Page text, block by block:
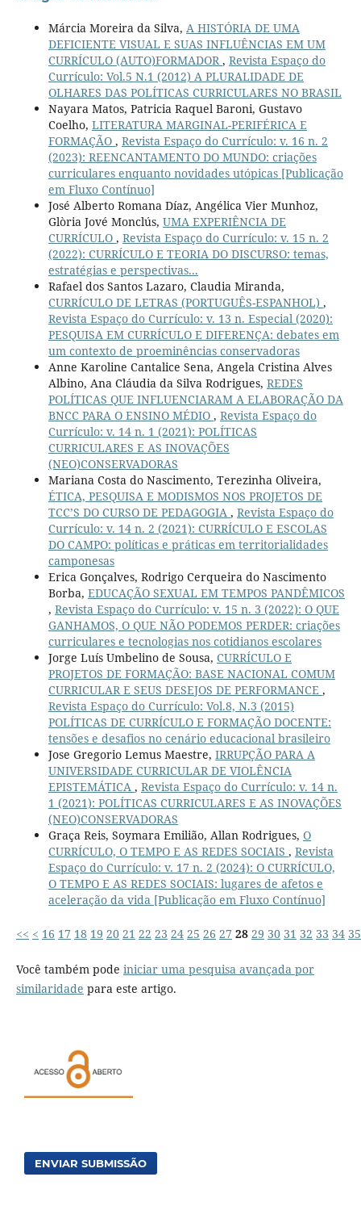
Márcia Moreira da Silva, A HISTÓRIA DE UMA
DEFICIENTE VISUAL E SUAS INFLUÊNCIAS EM UM
CURRÍCULO (AUTO)FORMADOR, Revista Espaço do
Currículo: Vol.5 N.1 (2012) A PLURALIDADE DE
OLHARES DAS POLÍTICAS CURRICULARES NO BRASIL
Nayara Matos, Patricia Raquel Baroni, Gustavo
Coelho, LITERATURA MARGINAL-PERIFÉRICA E
FORMAÇÃO , Revista Espaço do Currículo: v. 16 n. 2
(2023): REENCANTAMENTO DO MUNDO: criações
curriculares enquanto novidades utópicas [Publicação
em Fluxo Contínuo]
José Alberto Romana Díaz, Angélica Vier Munhoz,
Glòria Jové Monclús, UMA EXPERIÊNCIA DE
CURRÍCULO , Revista Espaço do Currículo: v. 15 n. 2
(2022): CURRÍCULO E TEORIA DO DISCURSO: temas,
estratégias e perspectivas...
Rafael dos Santos Lazaro, Claudia Miranda,
CURRÍCULO DE LETRAS (PORTUGUÊS-ESPANHOL) ,
Revista Espaço do Currículo: v. 13 n. Especial (2020):
PESQUISA EM CURRÍCULO E DIFERENÇA: debates em
um contexto de proeminências conservadoras
Anne Karoline Cantalice Sena, Angela Cristina Alves
Albino, Ana Cláudia da Silva Rodrigues, REDES
POLÍTICAS QUE INFLUENCIARAM A ELABORAÇÃO DA
BNCC PARA O ENSINO MÉDIO , Revista Espaço do
Currículo: v. 14 n. 1 (2021): POLÍTICAS
CURRICULARES E AS INOVAÇÕES
(NEO)CONSERVADORAS
Mariana Costa do Nascimento, Terezinha Oliveira,
ÉTICA, PESQUISA E MODISMOS NOS PROJETOS DE
TCC’S DO CURSO DE PEDAGOGIA , Revista Espaço do
Currículo: v. 14 n. 2 (2021): CURRÍCULO E ESCOLAS
DO CAMPO: políticas e práticas em territorialidades
camponesas
Erica Gonçalves, Rodrigo Cerqueira do Nascimento
Borba, EDUCAÇÃO SEXUAL EM TEMPOS PANDÊMICOS
, Revista Espaço do Currículo: v. 15 n. 3 (2022): O QUE
GANHAMOS, O QUE NÃO PODEMOS PERDER: criações
curriculares e tecnologias nos cotidianos escolares
Jorge Luís Umbelino de Sousa, CURRÍCULO E
PROJETOS DE FORMAÇÃO: BASE NACIONAL COMUM
CURRICULAR E SEUS DESEJOS DE PERFORMANCE ,
Revista Espaço do Currículo: Vol.8, N.3 (2015)
POLÍTICAS DE CURRÍCULO E FORMAÇÃO DOCENTE:
tensões e desafios no cenário educacional brasileiro
Jose Gregorio Lemus Maestre, IRRUPÇÃO PARA A
UNIVERSIDADE CURRICULAR DE VIOLÊNCIA
EPISTEMÁTICA , Revista Espaço do Currículo: v. 14 n.
1 (2021): POLÍTICAS CURRICULARES E AS INOVAÇÕES
(NEO)CONSERVADORAS
Graça Reis, Soymara Emilião, Allan Rodrigues, O
CURRÍCULO, O TEMPO E AS REDES SOCIAIS , Revista
Espaço do Currículo: v. 17 n. 2 (2024): O CURRÍCULO,
O TEMPO E AS REDES SOCIAIS: lugares de afetos e
aceleração da vida [Publicação em Fluxo Contínuo]
<< < 16 17 18 19 20 21 22 23 24 25 26 27 28 29 30 31 32 33 34 35
Você também pode iniciar uma pesquisa avançada por
similaridade para este artigo.
ENVIAR SUBMISSÃO